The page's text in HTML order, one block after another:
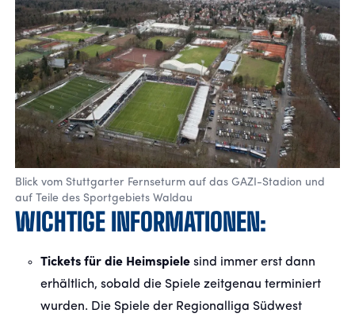
Blick vom Stuttgarter Fernseturm auf das GAZI-Stadion und
auf Teile des Sportgebiets Waldau
WICHTIGE INFORMATIONEN:
Tickets für die Heimspiele sind immer erst dann
erhältlich, sobald die Spiele zeitgenau terminiert
wurden. Die Spiele der Regionalliga Südwest